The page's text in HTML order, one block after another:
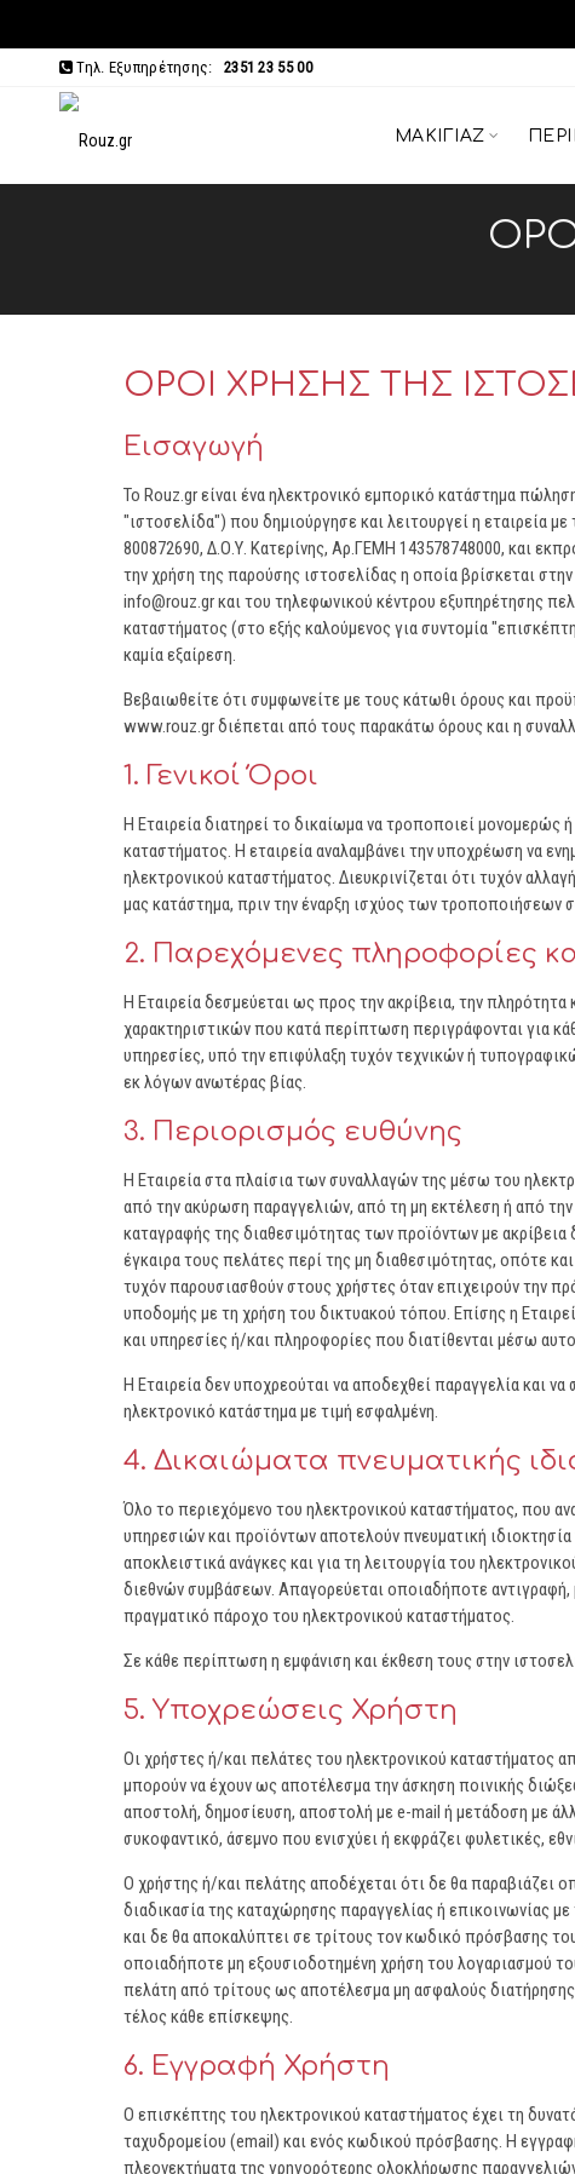
Τηλ. Εξυπηρέτησης: 2351 23 55 00
ΜΑΚΙΓΙΆΖ
ΟΡΟΙ ΧΡΗΣΗΣ ΤΗΣ
Εισαγωγή
Το Rouz.gr είναι ένα ηλεκτρονικό εμπορικό κατάστημα
"ιστοσελίδα") που δημιούργησε και λειτουργεί η εταιρεία
800872690, Δ.Ο.Υ. Κατερίνης, Αρ.ΓΕΜΗ 143578748000, και
την χρήση της παρούσης ιστοσελίδας η οποία βρίσκεται
info@rouz.gr και του τηλεφωνικού κέντρου εξυπηρέτησης
καταστήματος (στο εξής καλούμενος για συντομία
καμία εξαίρεση.
Βεβαιωθείτε ότι συμφωνείτε με τους κάτωθι όρους και
www.rouz.gr διέπεται από τους παρακάτω όρους και η
1. Γενικοί Όροι
Η Εταιρεία διατηρεί το δικαίωμα να τροποποιεί
καταστήματος. Η εταιρεία αναλαμβάνει την υποχρέωση να
ηλεκτρονικού καταστήματος. Διευκρινίζεται ότι τυχόν
μας κατάστημα, πριν την έναρξη ισχύος των
2. Παρεχόμενες πληροφορίες
H Εταιρεία δεσμεύεται ως προς την ακρίβεια, την
χαρακτηριστικών που κατά περίπτωση περιγράφονται για
υπηρεσίες, υπό την επιφύλαξη τυχόν τεχνικών ή
εκ λόγων ανωτέρας βίας.
3. Περιορισμός ευθύνης
Η Εταιρεία στα πλαίσια των συναλλαγών της μέσω του
από την ακύρωση παραγγελιών, από τη μη εκτέλεση ή από την
καταγραφής της διαθεσιμότητας των προϊόντων με
έγκαιρα τους πελάτες περί της μη διαθεσιμότητας, οπότε
τυχόν παρουσιασθούν στους χρήστες όταν επιχειρούν την
υποδομής με τη χρήση του δικτυακού τόπου. Επίσης η
και υπηρεσίες ή/και πληροφορίες που διατίθενται μέσω
Η Εταιρεία δεν υποχρεούται να αποδεχθεί παραγγελία και
ηλεκτρονικό κατάστημα με τιμή εσφαλμένη.
4. Δικαιώματα πνευματικής
Όλο το περιεχόμενο του ηλεκτρονικού καταστήματος, που
υπηρεσιών και προϊόντων αποτελούν πνευματική ιδιοκτησία
αποκλειστικά ανάγκες και για τη λειτουργία του
διεθνών συμβάσεων. Απαγορεύεται οποιαδήποτε
πραγματικό πάροχο του ηλεκτρονικού καταστήματος.
Σε κάθε περίπτωση η εμφάνιση και έκθεση τους στην
5. Υποχρεώσεις Χρήστη
Οι χρήστες ή/και πελάτες του ηλεκτρονικού καταστήματος
μπορούν να έχουν ως αποτέλεσμα την άσκηση ποινικής
αποστολή, δημοσίευση, αποστολή με e-mail ή μετάδοση με
συκοφαντικό, άσεμνο που ενισχύει ή εκφράζει φυλετικές,
Ο χρήστης ή/και πελάτης αποδέχεται ότι δε θα παραβιάζει
διαδικασία της καταχώρησης παραγγελίας ή επικοινωνίας
και δε θα αποκαλύπτει σε τρίτους τον κωδικό πρόσβασης
οποιαδήποτε μη εξουσιοδοτημένη χρήση του λογαριασμού
πελάτη από τρίτους ως αποτέλεσμα μη ασφαλούς
τέλος κάθε επίσκεψης.
6. Εγγραφή Χρήστη
Ο επισκέπτης του ηλεκτρονικού καταστήματος έχει τη
ταχυδρομείου (email) και ενός κωδικού πρόσβασης. Η
πλεονεκτήματα της γρηγορότερης ολοκλήρωσης